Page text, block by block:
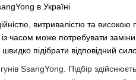
в Україні
витривалістю та
часом може потребувати
підібрати відповідний
SsangYong. Підбір